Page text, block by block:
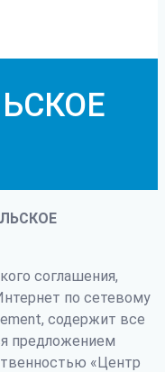
соглашения,
по сетевому
содержит все
предложением
«Центр